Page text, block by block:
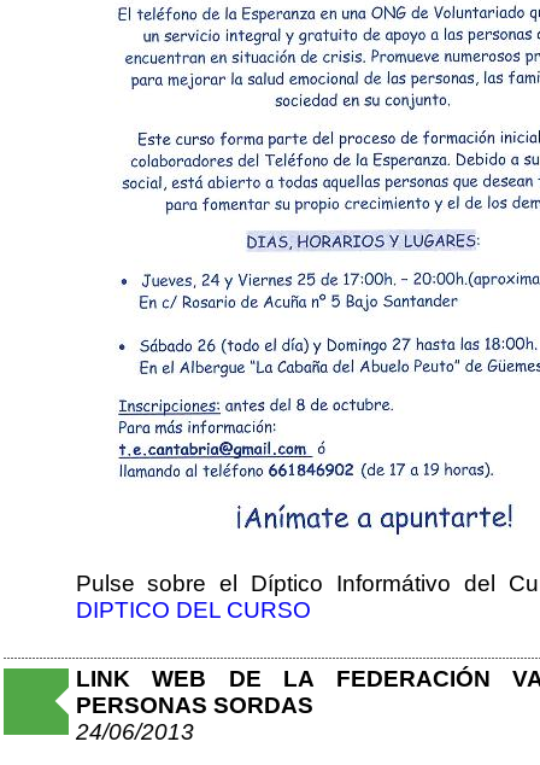
Pulse sobre el Díptico Informátivo del
DIPTICO DEL CURSO
LINK WEB DE LA FEDERACIÓN
PERSONAS SORDAS
24/06/2013